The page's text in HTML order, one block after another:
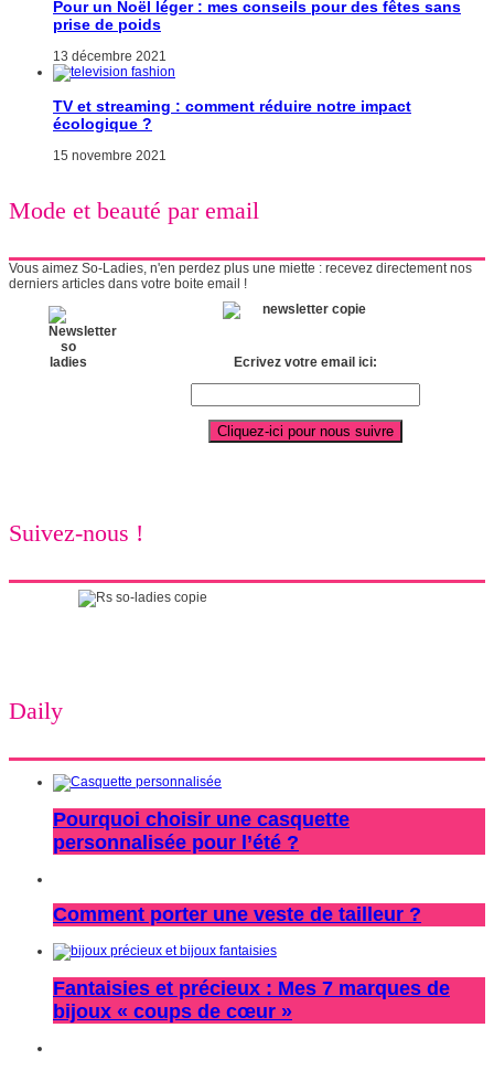
Pour un Noël léger : mes conseils pour des fêtes sans
prise de poids
13 décembre 2021
TV et streaming : comment réduire notre impact
écologique ?
15 novembre 2021
Mode et beauté par email
Vous aimez So-Ladies, n'en perdez plus une miette : recevez directement nos
derniers articles dans votre boite email !
Ecrivez votre email ici:
Suivez-nous !
Daily
Pourquoi choisir une casquette
personnalisée pour l’été ?
Comment porter une veste de tailleur ?
Fantaisies et précieux : Mes 7 marques de
bijoux « coups de cœur »